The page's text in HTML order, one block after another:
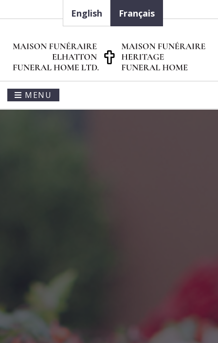
English Français
MENU